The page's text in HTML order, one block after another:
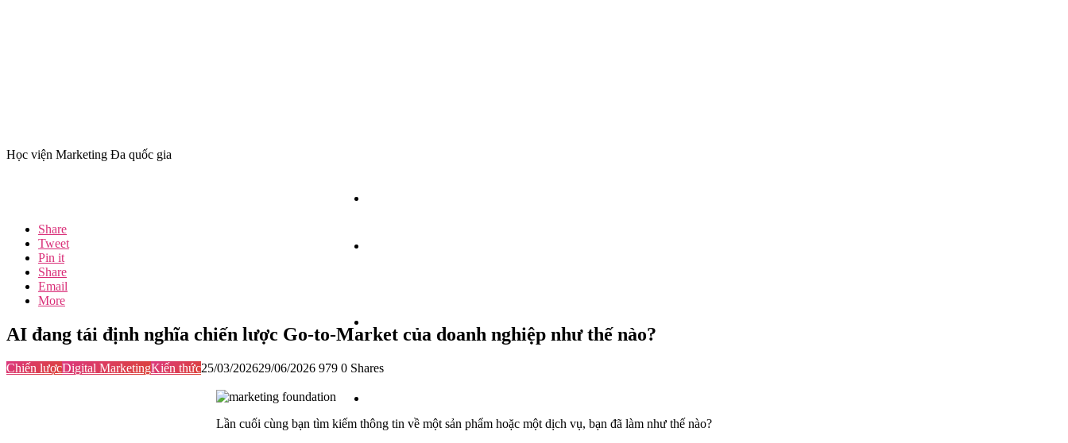
Học viện Marketing Đa quốc gia
Share
Tweet
Pin it
Share
Email
More
AI đang tái định nghĩa chiến lược Go-to-Market của doanh nghiệp như thế nào?
Chiến lượcDigital MarketingKiến thức25/03/202629/06/2026 979 0 Shares
Lần cuối cùng bạn tìm kiếm thông tin về một sản phẩm hoặc một dịch vụ, bạn đã làm như thế nào?